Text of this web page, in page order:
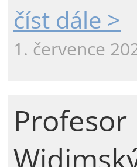
číst dále >
1. července
Profesor